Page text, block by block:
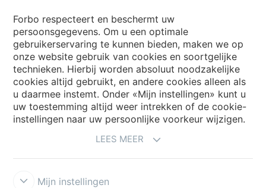
Forbo Flooring Systems
Forbo Movement Systems
Selecteer een Land
Forbo respecteert en beschermt uw
persoonsgegevens. Om u een optimale
gebruikerservaring te kunnen bieden, maken we op
onze website gebruik van cookies en soortgelijke
technieken. Hierbij worden absoluut noodzakelijke
cookies altijd gebruikt, en andere cookies alleen als
u daarmee instemt. Onder «Mijn instellingen» kunt u
uw toestemming altijd weer intrekken of de cookie-
instellingen naar uw persoonlijke voorkeur wijzigen.
LEES MEER
Mijn instellingen